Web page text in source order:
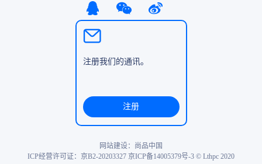
注册我们的通讯。
注册
网站建设：尚品中国
ICP经营许可证：京B2-20203327 京ICP备14005379号-3 © Lthpc 2020